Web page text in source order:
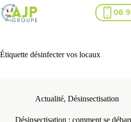
Passer
au
contenu
06
Étiquette désinfecter vos locaux
Actualité, Désinsectisation
Désinsectisation : comment se